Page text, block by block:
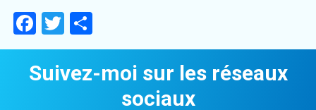
Facebook
Twitter
Suivez-moi sur les réseaux
sociaux